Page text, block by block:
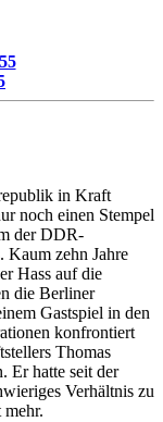
in Kraft
noch einen Stempel
der DDR-
Kaum zehn Jahre
Hass auf die
die Berliner
Gastspiel in den
konfrontiert
Thomas
Er hatte seit der
Verhältnis zu